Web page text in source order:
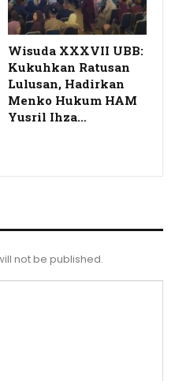
Wisuda XXXVII UBB:
Kukuhkan Ratusan
Lulusan, Hadirkan
Menko Hukum HAM
Yusril Ihza…
not be published.